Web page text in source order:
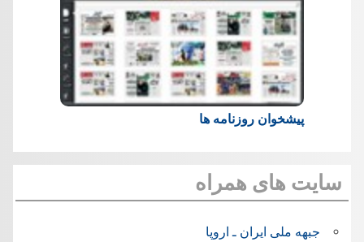
پیشخوان روزنامه ها
سایت های همراه
جبهه ملی ایران ـ اروپا